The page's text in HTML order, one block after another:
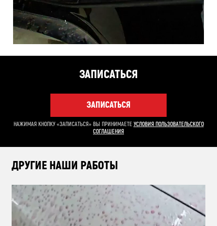
ЗАПИСАТЬСЯ
ЗАПИСАТЬСЯ
НАЖИМАЯ КНОПКУ «ЗАПИСАТЬСЯ» ВЫ ПРИНИМАЕТЕ УСЛОВИЯ ПОЛЬЗОВАТЕЛЬСКОГО
СОГЛАШЕНИЯ
ДРУГИЕ НАШИ РАБОТЫ